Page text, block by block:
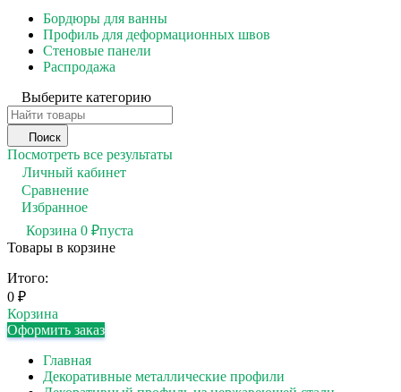
Бордюры для ванны
Профиль для деформационных швов
Стеновые панели
Распродажа
Выберите категорию
Поиск
Посмотреть все результаты
Личный кабинет
Сравнение
Избранное
Корзина 0 ₽пуста
Товары в корзине
Итого:
0 ₽
Корзина
Оформить заказ
Главная
Декоративные металлические профили